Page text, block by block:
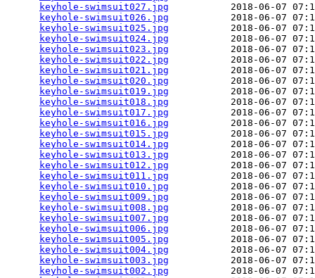
keyhole-swimsuit027.jpg
2018-06-07
keyhole-swimsuit026.jpg
2018-06-07
keyhole-swimsuit025.jpg
2018-06-07
keyhole-swimsuit024.jpg
2018-06-07
keyhole-swimsuit023.jpg
2018-06-07
keyhole-swimsuit022.jpg
2018-06-07
keyhole-swimsuit021.jpg
2018-06-07
keyhole-swimsuit020.jpg
2018-06-07
keyhole-swimsuit019.jpg
2018-06-07
keyhole-swimsuit018.jpg
2018-06-07
keyhole-swimsuit017.jpg
2018-06-07
keyhole-swimsuit016.jpg
2018-06-07
keyhole-swimsuit015.jpg
2018-06-07
keyhole-swimsuit014.jpg
2018-06-07
keyhole-swimsuit013.jpg
2018-06-07
keyhole-swimsuit012.jpg
2018-06-07
keyhole-swimsuit011.jpg
2018-06-07
keyhole-swimsuit010.jpg
2018-06-07
keyhole-swimsuit009.jpg
2018-06-07
keyhole-swimsuit008.jpg
2018-06-07
keyhole-swimsuit007.jpg
2018-06-07
keyhole-swimsuit006.jpg
2018-06-07
keyhole-swimsuit005.jpg
2018-06-07
keyhole-swimsuit004.jpg
2018-06-07
keyhole-swimsuit003.jpg
2018-06-07
keyhole-swimsuit002.jpg
2018-06-07